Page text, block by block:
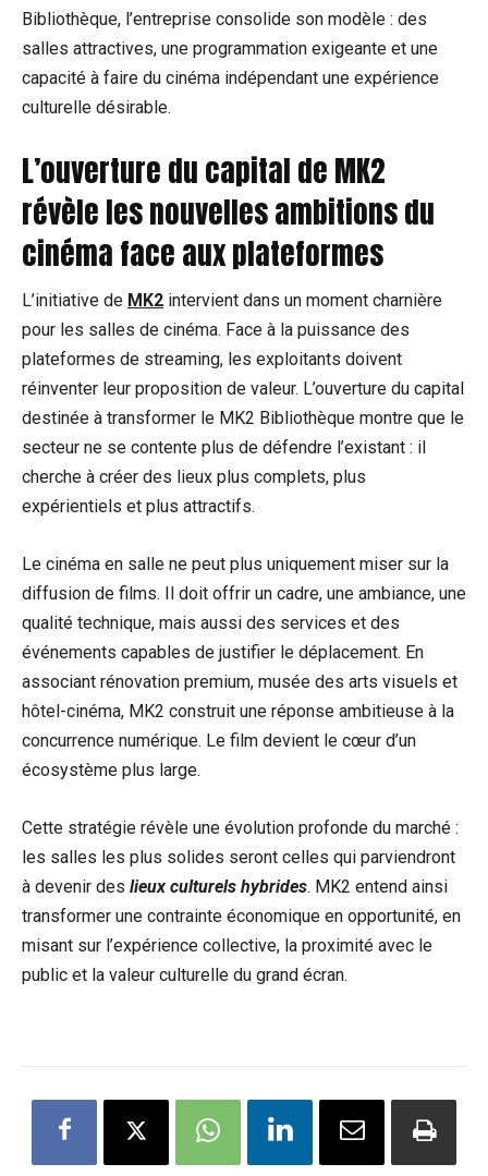
Bibliothèque, l’entreprise consolide son modèle : des
salles attractives, une programmation exigeante et une
capacité à faire du cinéma indépendant une expérience
culturelle désirable.
L’ouverture du capital de MK2
révèle les nouvelles ambitions du
cinéma face aux plateformes
L’initiative de MK2 intervient dans un moment charnière
pour les salles de cinéma. Face à la puissance des
plateformes de streaming, les exploitants doivent
réinventer leur proposition de valeur. L’ouverture du capital
destinée à transformer le MK2 Bibliothèque montre que le
secteur ne se contente plus de défendre l’existant : il
cherche à créer des lieux plus complets, plus
expérientiels et plus attractifs.
Le cinéma en salle ne peut plus uniquement miser sur la
diffusion de films. Il doit offrir un cadre, une ambiance, une
qualité technique, mais aussi des services et des
événements capables de justifier le déplacement. En
associant rénovation premium, musée des arts visuels et
hôtel-cinéma, MK2 construit une réponse ambitieuse à la
concurrence numérique. Le film devient le cœur d’un
écosystème plus large.
Cette stratégie révèle une évolution profonde du marché :
les salles les plus solides seront celles qui parviendront
à devenir des lieux culturels hybrides. MK2 entend ainsi
transformer une contrainte économique en opportunité, en
misant sur l’expérience collective, la proximité avec le
public et la valeur culturelle du grand écran.